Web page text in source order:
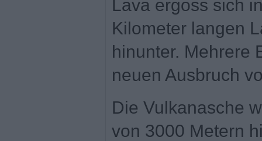
Lava ergoss sich
Kilometer langen
hinunter. Mehrere
neuen Ausbruch
Die Vulkanasche
von 3000 Metern